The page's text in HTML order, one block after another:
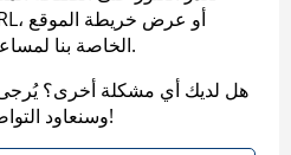
الخاصة بنا لمساعدتك في العثور على ما تريد.
هل لديك أي مشكلة أخرى؟ يُرجى
وسنعاود التواصل معك. شكرًا على صبرك!